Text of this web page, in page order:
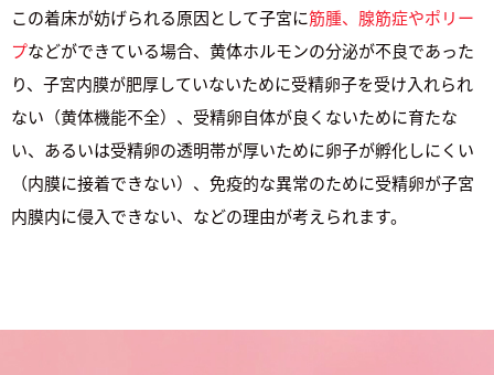
この着床が妨げられる原因として子宮に筋腫、腺筋症やポリー
プなどができている場合、黄体ホルモンの分泌が不良であった
り、子宮内膜が肥厚していないために受精卵子を受け入れられ
ない（黄体機能不全）、受精卵自体が良くないために育たな
い、あるいは受精卵の透明帯が厚いために卵子が孵化しにくい
（内膜に接着できない）、免疫的な異常のために受精卵が子宮
内膜内に侵入できない、などの理由が考えられます。